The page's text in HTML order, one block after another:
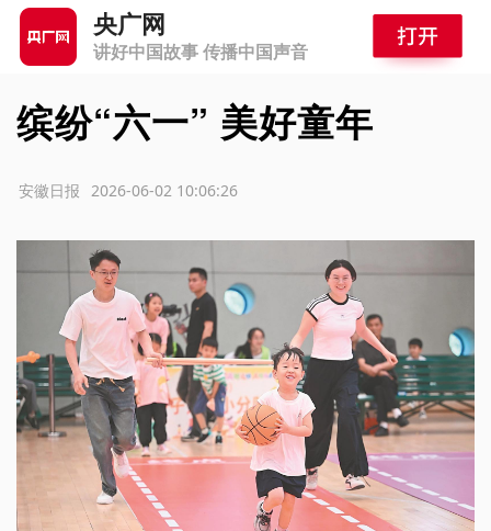
央广网
讲好中国故事 传播中国声音
缤纷“六一” 美好童年
2026-06-02 10:06:26
安徽日报